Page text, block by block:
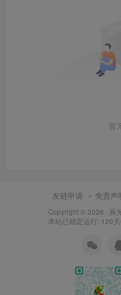
暂
友链申请 免责声
Copyright © 2026 · 辰
本站已稳定运行: 120